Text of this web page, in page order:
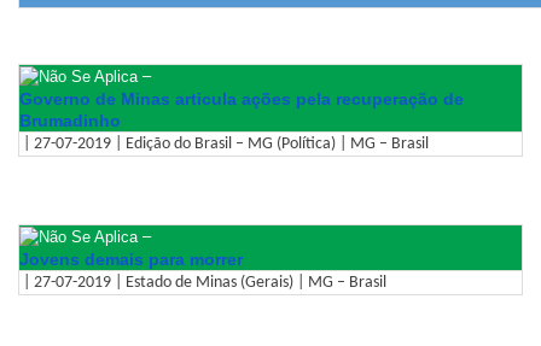
–
Governo de Minas articula ações pela recuperação de
Brumadinho
| 27-07-2019 | Edição do Brasil – MG (Política) | MG – Brasil
–
Jovens demais para morrer
| 27-07-2019 | Estado de Minas (Gerais) | MG – Brasil